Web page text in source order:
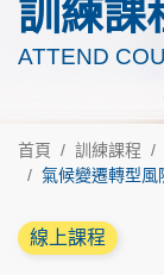
訓練課
ATTEND
首頁 訓練課程
氣候變遷轉型風
線上課程